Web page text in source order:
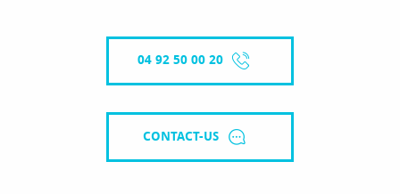
04 92 50 00 20
CONTACT-US